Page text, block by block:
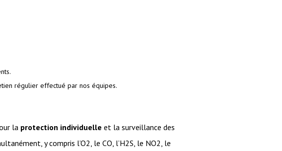
régulier effectué par nos équipes.
la protection individuelle et la surveillance des
y compris l’O2, le CO, l’H2S, le NO2, le